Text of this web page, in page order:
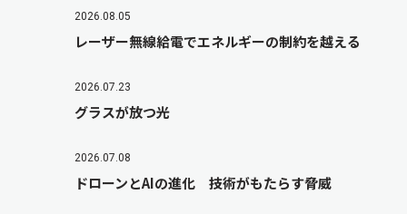
2026.08.05
レーザー無線給電でエネルギーの制約を越える
2026.07.23
グラスが放つ光
2026.07.08
ドローンとAIの進化 技術がもたらす脅威